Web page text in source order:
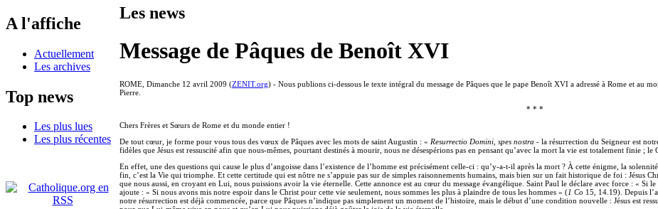
A l'affiche
Actuellement
Les archives
Top news
Les plus lues
Les plus récentes
Les news
Message de Pâques de Benoît XVI
ROME, Dimanche 12 avril 2009 (ZENIT.org) - Nous publions ci-dessous le texte intégral du message de Pâques que le pape Benoît XVI a adressé à Rome et au
Pierre.
* * *
Chers Frères et Sœurs de Rome et du monde entier !
De tout cœur, je forme pour vous tous des vœux de Pâques avec les mots de saint Augustin : « Resurrectio Domini spes nostra - la résurrection du Seigneur est
fidèles que Jésus est ressuscité afin que nous-mêmes, pourtant destinés à mourir, nous ne désespérions pas en pensant qu’avec la mort la vie est totalement finie ; le
En effet, une des questions qui cause le plus d’angoisse dans l’existence de l’homme est précisément celle-ci : qu’y-a-t-il après la mort ? À cette énigme, la
fin, c’est la Vie qui triomphe. Et cette certitude qui est nôtre ne s’appuie pas sur de simples raisonnements humains, mais bien sur un fait historique de foi : Jésus
que nous aussi, en croyant en Lui, nous puissions avoir la vie éternelle. Cette annonce est au cœur du message évangélique. Saint Paul le déclare avec force : « Si
ajoute : « Si nous avons mis notre espoir dans le Christ pour cette vie seulement, nous sommes les plus à plaindre de tous les hommes » (1 Co 15, 14.19). Depuis
notre résurrection est déjà commencée, parce que Pâques n’indique pas simplement un moment de l’histoire, mais le début d’une condition nouvelle : Jésus est